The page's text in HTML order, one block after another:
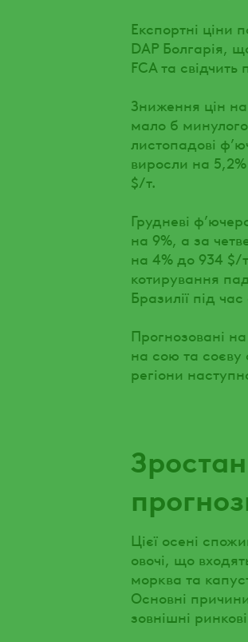
Експортні ціни
DAP Болгарія,
FCA та
Зниження цін
мало б
листопадові
виросли на
$/т.
Грудневі
на 9%, а за
на 4% до 934 $/
котирування
Бразилії під час
Прогнозовані
на сою та соєву
регіони
Цієї осені
овочі, що
морква та
Основні
зовнішні